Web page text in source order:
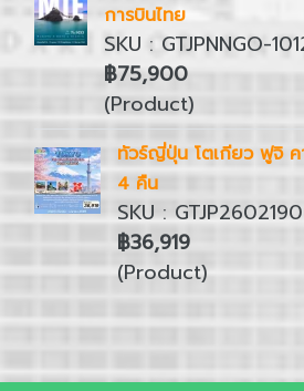
การบินไทย
SKU : GTJPNNGO-
฿75,900
(Product)
ทัวร์ญี่ปุ่น โตเกียว ฟูจิ ค
4 คืน
SKU :
฿36,919
(Product)